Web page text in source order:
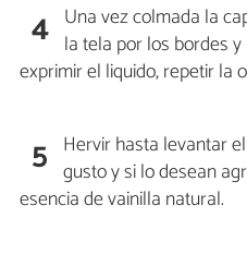
4 Una vez colmada la
la tela por los bordes
exprimir el liquido, repetir la
5 Hervir hasta levantar
gusto y si lo desean
esencia de vainilla natural.